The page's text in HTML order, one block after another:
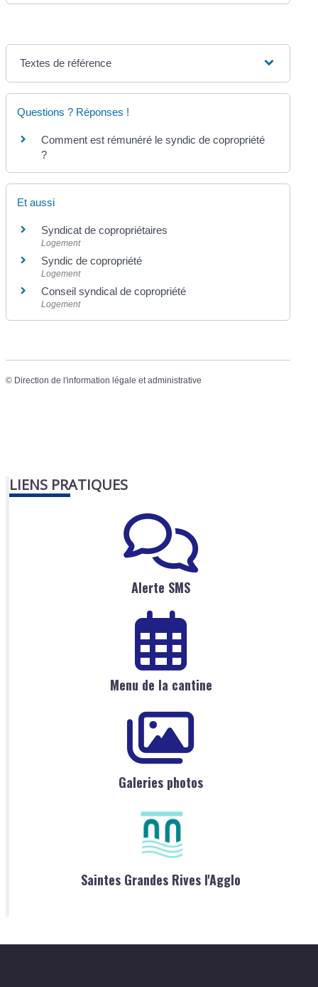
Textes de référence
Questions ? Réponses !
Comment est rémunéré le syndic de copropriété
?
Et aussi
Syndicat de copropriétaires
Logement
Syndic de copropriété
Logement
Conseil syndical de copropriété
Logement
© Direction de l'information légale et administrative
LIENS PRATIQUES
Alerte SMS
Menu de la cantine
Galeries photos
Saintes Grandes Rives l'Agglo